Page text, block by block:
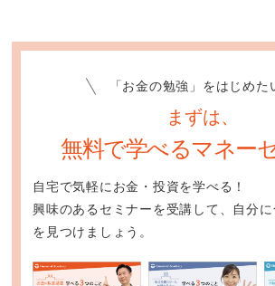
「お金の勉強」をはじめた
まずは、
無料で学べるマネー
自宅で気軽にお金・投資を学べる！
興味のあるセミナーを受講して、自分
を見つけましょう。